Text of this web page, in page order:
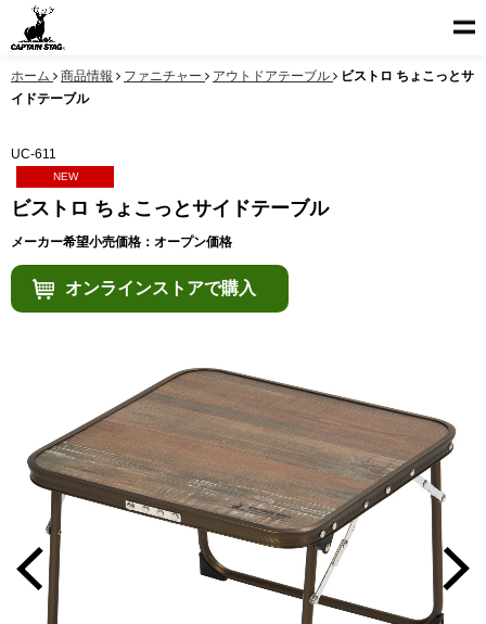
ホーム 商品情報 ファニチャー アウトドアテーブル
ビストロ ちょこっとサ
イドテーブル
UC-611
NEW
ビストロ ちょこっとサイドテーブル
メーカー希望小売価格：オープン価格
オンラインストアで購入